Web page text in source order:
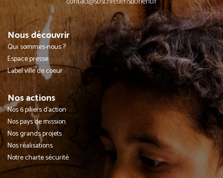
Nous découvrir
Qui sommes-nous ?
Espace presse
Label ville de coeur
Nos actions
Nos 6 piliers d'action
Nos pays de mission
Nos grands projets
Nos réalisations
Notre charte sécurité